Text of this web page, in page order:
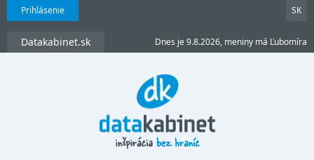
Prihlásenie SK
Datakabinet.sk Dnes je 9.8.2026, meniny má Ľubomíra